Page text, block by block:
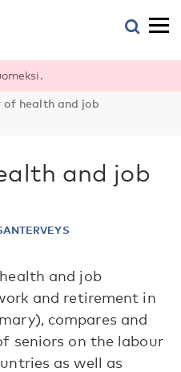
health and job
and job
and job
and retirement in
compares and
seniors on the labour
as well as